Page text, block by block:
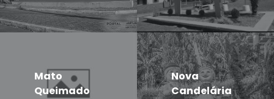
Mato
Queimado
Nova
Candelária